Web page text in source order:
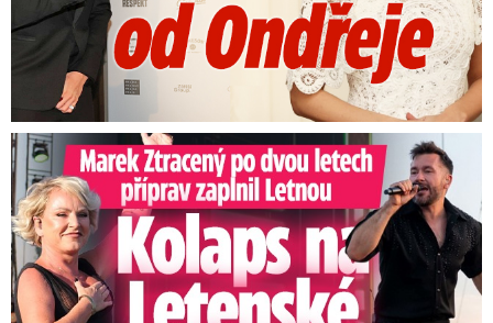
Marek Ztracený na Letné: Pártlová stopla koncert